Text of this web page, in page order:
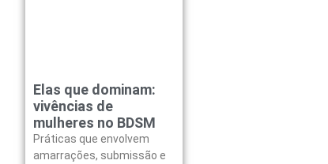
Elas que dominam:
vivências de
mulheres no BDSM
Práticas que envolvem
amarrações, submissão e